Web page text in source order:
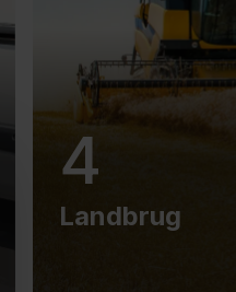
4
Landbrug